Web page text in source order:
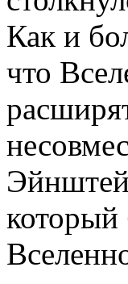
Как и
что
который